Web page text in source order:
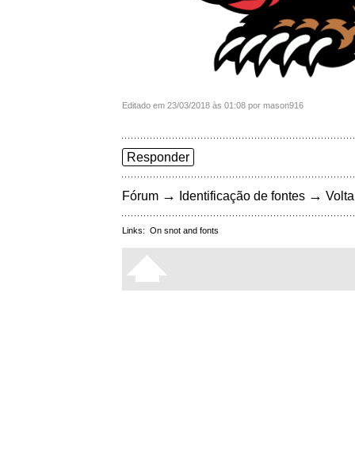
Editado em 23/03/2018 às 01:08 por mason916
Responder
Fórum → Identificação de fontes →
Links: On snot and fonts